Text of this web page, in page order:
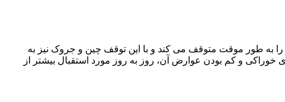
به طور موقت متوقف می کند و با این توقف چین و جروک نیز به
و کم ‌بودن عوارض آن، روز به روز مورد استقبال بیشتر از